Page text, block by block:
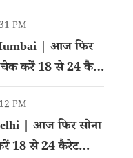
PM
| आज फिर
करें 18 से 24 कैरेट
PM
| आज फिर सोना
18 से 24 कैरेट